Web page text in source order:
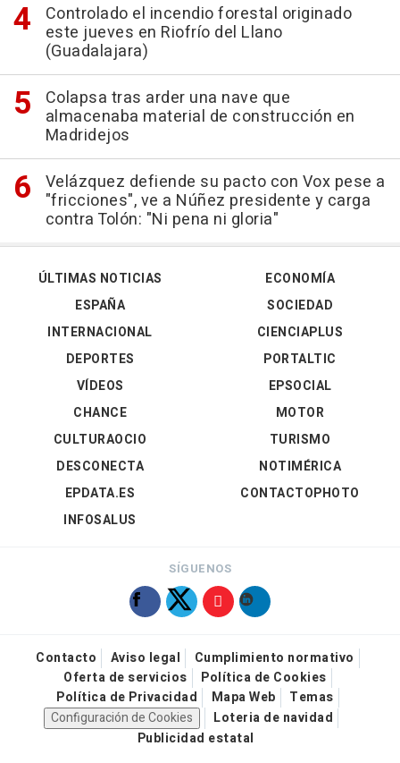
Controlado el incendio forestal originado
este jueves en Riofrío del Llano
(Guadalajara)
Colapsa tras arder una nave que
almacenaba material de construcción en
Madridejos
Velázquez defiende su pacto con Vox pese a
"fricciones", ve a Núñez presidente y carga
contra Tolón: "Ni pena ni gloria"
ÚLTIMAS NOTICIAS
ESPAÑA
INTERNACIONAL
DEPORTES
VÍDEOS
ECONOMÍA
SOCIEDAD
CIENCIAPLUS
PORTALTIC
EPSOCIAL
CHANCE
CULTURAOCIO
DESCONECTA
EPDATA.ES
INFOSALUS
MOTOR
TURISMO
NOTIMÉRICA
CONTACTOPHOTO
SÍGUENOS
Contacto Aviso legal
Cumplimiento normativo
Oferta de servicios
Política de Cookies
Política de Privacidad
Mapa Web
Temas
Configuración de Cookies
Loteria de navidad
Publicidad estatal